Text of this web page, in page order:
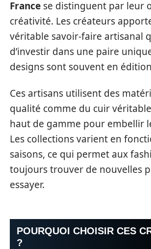
France se distinguent par leur
créativité. Les créateurs
véritable savoir-faire artisanal
d’investir dans une paire
designs sont souvent en
Ces artisans utilisent des
qualité comme du cuir
haut de gamme pour embellir
Les collections varient en
saisons, ce qui permet aux
toujours trouver de nouvelles
essayer.
POURQUOI CHOISIR CES
?